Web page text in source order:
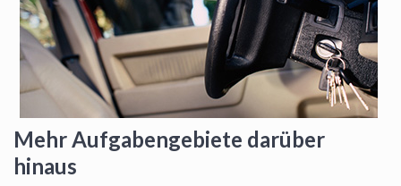
Mehr Aufgabengebiete darüber
hinaus